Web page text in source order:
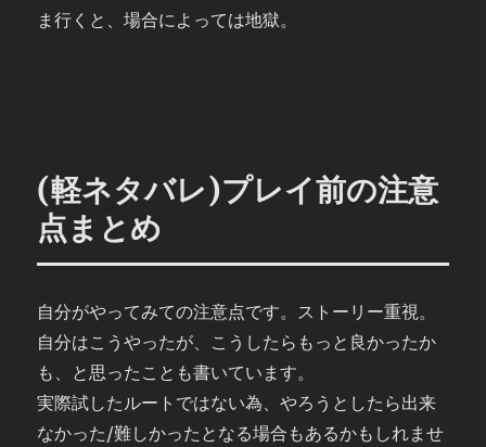
ま行くと、場合によっては地獄。
(軽ネタバレ)プレイ前の注意
点まとめ
自分がやってみての注意点です。ストーリー重視。
自分はこうやったが、こうしたらもっと良かったか
も、と思ったことも書いています。
実際試したルートではない為、やろうとしたら出来
なかった/難しかったとなる場合もあるかもしれませ